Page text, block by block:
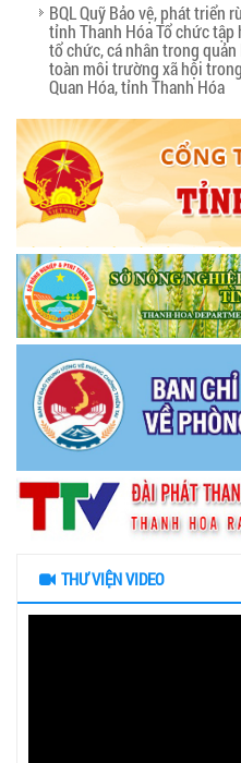
BQL Quỹ Bảo vệ, phát triển
tỉnh Thanh Hóa Tổ chức
tổ chức, cá nhân trong
toàn môi trường xã hội
Quan Hóa, tỉnh Thanh Hóa
THƯ VIỆN VIDEO